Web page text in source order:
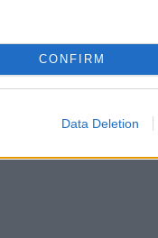
CONFIRM
Data Deletion